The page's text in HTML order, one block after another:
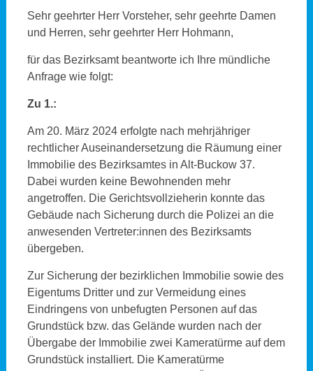
Sehr geehrter Herr Vorsteher, sehr geehrte Damen
und Herren, sehr geehrter Herr Hohmann,
für das Bezirksamt beantworte ich Ihre mündliche
Anfrage wie folgt:
Zu 1.:
Am 20. März 2024 erfolgte nach mehrjähriger
rechtlicher Auseinandersetzung die Räumung einer
Immobilie des Bezirksamtes in Alt-Buckow 37.
Dabei wurden keine Bewohnenden mehr
angetroffen. Die Gerichtsvollzieherin konnte das
Gebäude nach Sicherung durch die Polizei an die
anwesenden Vertreter:innen des Bezirksamts
übergeben.
Zur Sicherung der bezirklichen Immobilie sowie des
Eigentums Dritter und zur Vermeidung eines
Eindringens von unbefugten Personen auf das
Grundstück bzw. das Gelände wurden nach der
Übergabe der Immobilie zwei Kameratürme auf dem
Grundstück installiert. Die Kameratürme